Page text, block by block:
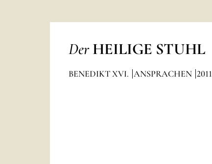
Der HEILIGE STUHL
BENEDIKT XVI. ANSPRACHEN 2011